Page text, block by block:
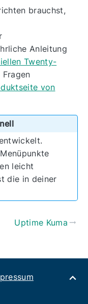
brauchst,
Anleitung
Twenty-
von
leicht
die in deiner
Uptime Kuma